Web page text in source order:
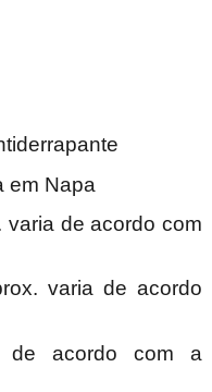
em Napa
varia de acordo com
varia de acordo
de acordo com a